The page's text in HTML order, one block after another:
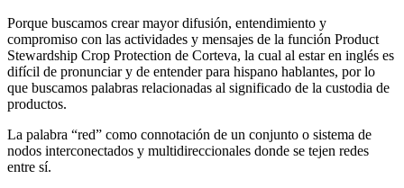
Porque buscamos crear mayor difusión, entendimiento y
compromiso con las actividades y mensajes de la función Product
Stewardship Crop Protection de Corteva, la cual al estar en inglés es
difícil de pronunciar y de entender para hispano hablantes, por lo
que buscamos palabras relacionadas al significado de la custodia de
productos.
La palabra “red” como connotación de un conjunto o sistema de
nodos interconectados y multidireccionales donde se tejen redes
entre sí.